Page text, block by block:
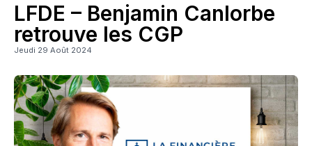
LFDE – Benjamin Canlorbe
retrouve les CGP
Jeudi 29 Août 2024